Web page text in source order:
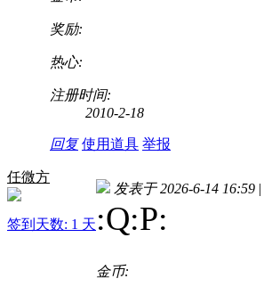
奖励:
热心:
注册时间:
2010-2-18
回复 使用道具 举报
任微方
签到天数: 1 天
发表于 2026-6-14 16:59 |
:Q:P:
金币: